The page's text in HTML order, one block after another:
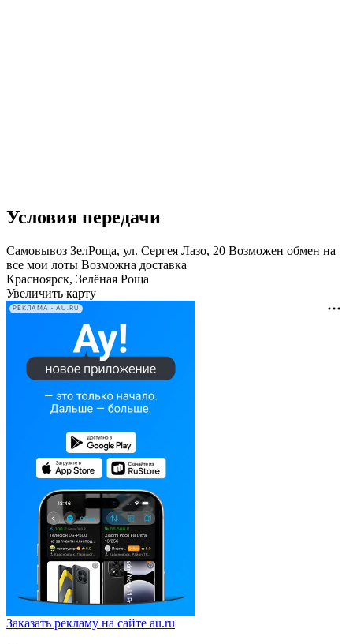
Условия передачи
Самовывоз ЗелРоща, ул. Сергея Лазо, 20 Возможен обмен на
все мои лоты Возможна доставка
Красноярск, Зелёная Роща
Увеличить карту
РЕКЛАМА • AU.RU
Заказать рекламу на сайте au.ru